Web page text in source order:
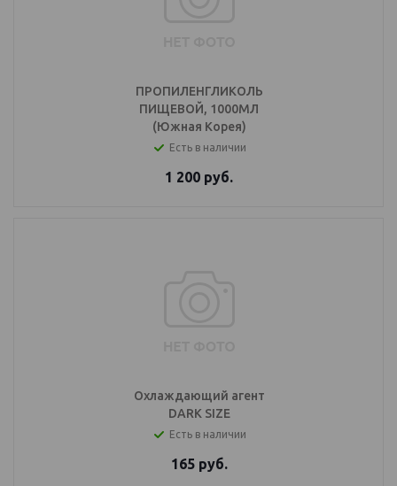
ПРОПИЛЕНГЛИКОЛЬ
ПИЩЕВОЙ, 1000МЛ
(Южная Корея)
Есть в наличии
1 200 руб.
Охлаждающий агент
DARK SIZE
Есть в наличии
165руб.